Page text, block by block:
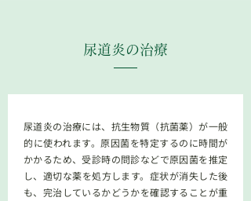
尿道炎 の治療
尿道炎の治療には、抗生物質（抗菌薬）が一般
的に使われます。原因菌を特定するのに時間が
かかるため、受診時の問診などで原因菌を推定
し、適切な薬を処方します。症状が消失した後
も、完治しているかどうかを確認することが重